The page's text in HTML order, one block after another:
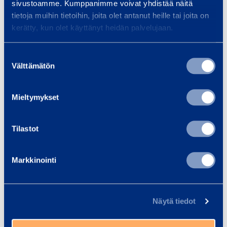
sivustoamme. Kumppanimme voivat yhdistää näitä
tietoja muihin tietoihin, joita olet antanut heille tai joita on
kerätty, kun olet käyttänyt heidän palvelujaan.
valinta
Välttämätön
Mieltymykset
Tilastot
Markkinointi
Näytä tiedot
Liknande produkter
r
HILTI
11,97 €